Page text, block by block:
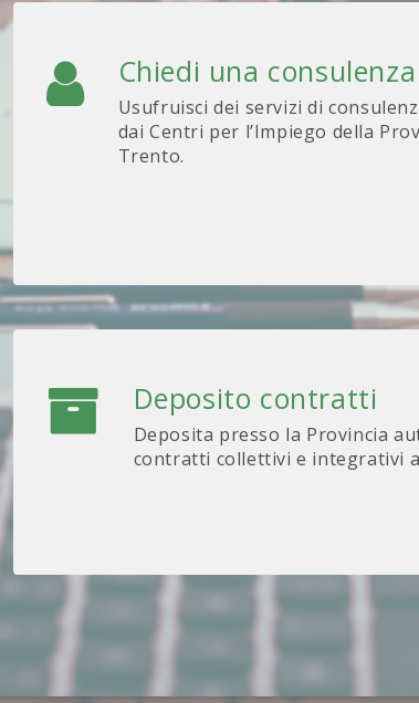
Chiedi una consulenza
Usufruisci dei servizi di
dai Centri per l’Impiego della
Trento.
Deposito contratti
Deposita presso la Provincia
contratti collettivi e integrativi